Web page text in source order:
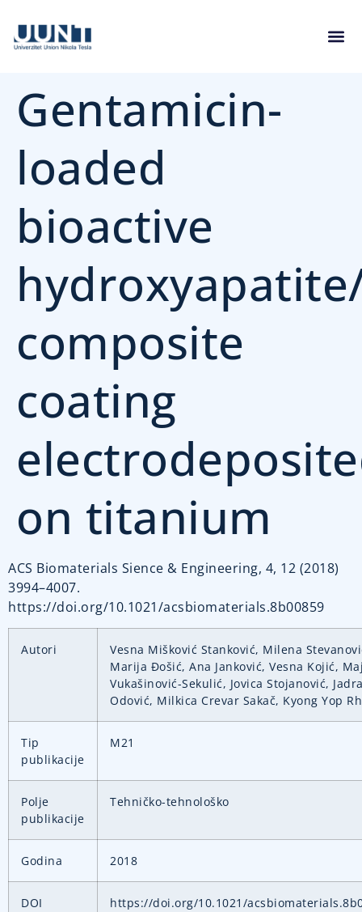
Gentamicin-
loaded
bioactive
composite
coating
on titanium
ACS Biomaterials Sience & Engineering, 4, 12 (2018)
3994–4007.
https://doi.org/10.1021/acsbiomaterials.8b00859
Autori
Vesna Mišković Stanković, Milena
Marija Đošić, Ana Janković, Vesna Kojić,
Vukašinović-Sekulić, Jovica Stojanović,
Odović, Milkica Crevar Sakač, Kyong Yop
Tip
publikacije
M21
Polje
publikacije
Tehničko-tehnološko
Godina 2018
DOI https://doi.org/10.1021/